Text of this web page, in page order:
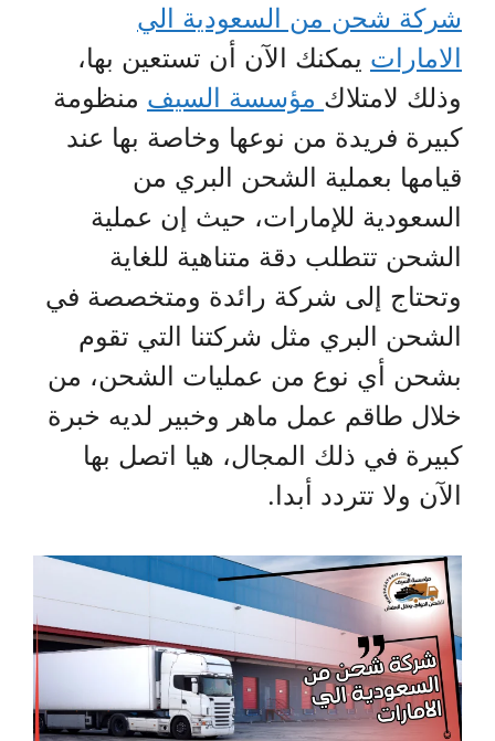
شركة شحن من السعودية الي
الامارات يمكنك الآن أن تستعين بها،
وذلك لامتلاك مؤسسة السيف منظومة
كبيرة فريدة من نوعها وخاصة بها عند
قيامها بعملية الشحن البري من
السعودية للإمارات، حيث إن عملية
الشحن تتطلب دقة متناهية للغاية
وتحتاج إلى شركة رائدة ومتخصصة في
الشحن البري مثل شركتنا التي تقوم
بشحن أي نوع من عمليات الشحن، من
خلال طاقم عمل ماهر وخبير لديه خبرة
كبيرة في ذلك المجال، هيا اتصل بها
الآن ولا تتردد أبدا.